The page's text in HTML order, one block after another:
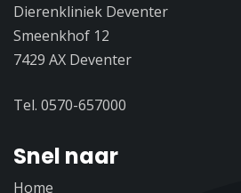
Dierenkliniek Deventer
Smeenkhof 12
7429 AX Deventer
Tel. 0570-657000
Snel naar
Home